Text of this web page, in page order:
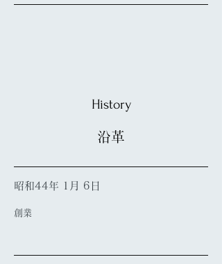
History
沿革
昭和44年 1月 6日
創業